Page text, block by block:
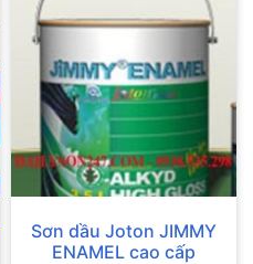
Sơn dầu Joton JIMMY
ENAMEL cao cấp